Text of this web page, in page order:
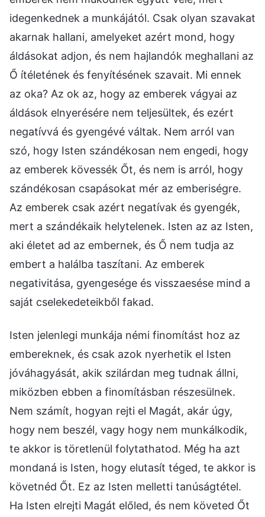
idegenkednek a munkájától. Csak olyan szavakat
akarnak hallani, amelyeket azért mond, hogy
áldásokat adjon, és nem hajlandók meghallani az
Ő ítéletének és fenyítésének szavait. Mi ennek
az oka? Az ok az, hogy az emberek vágyai az
áldások elnyerésére nem teljesültek, és ezért
negatívvá és gyengévé váltak. Nem arról van
szó, hogy Isten szándékosan nem engedi, hogy
az emberek kövessék Őt, és nem is arról, hogy
szándékosan csapásokat mér az emberiségre.
Az emberek csak azért negatívak és gyengék,
mert a szándékaik helytelenek. Isten az az Isten,
aki életet ad az embernek, és Ő nem tudja az
embert a halálba taszítani. Az emberek
negativitása, gyengesége és visszaesése mind a
saját cselekedeteikből fakad.
Isten jelenlegi munkája némi finomítást hoz az
embereknek, és csak azok nyerhetik el Isten
jóváhagyását, akik szilárdan meg tudnak állni,
miközben ebben a finomításban részesülnek.
Nem számít, hogyan rejti el Magát, akár úgy,
hogy nem beszél, vagy hogy nem munkálkodik,
te akkor is töretlenül folytathatod. Még ha azt
mondaná is Isten, hogy elutasít téged, te akkor is
követnéd Őt. Ez az Isten melletti tanúságtétel.
Ha Isten elrejti Magát előled, és nem követed Őt